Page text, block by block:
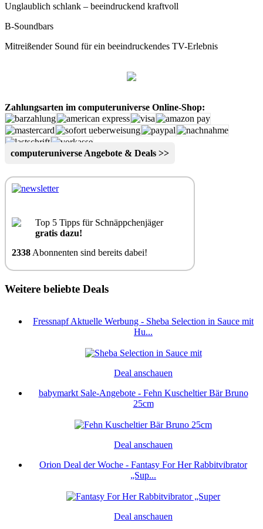
Unglaublich schlank – beeindruckend kraftvoll
B-Soundbars
Mitreißender Sound für ein beeindruckendes TV-Erlebnis
Zahlungsarten im computeruniverse Online-Shop:
computeruniverse Angebote & Deals >>
Top 5 Tipps für Schnäppchenjäger
gratis dazu!
2338 Abonnenten sind bereits dabei!
Weitere beliebte Deals
Fressnapf Aktuelle Werbung - Sheba Selection in Sauce mit
Hu...
Deal anschauen
babymarkt Sale-Angebote - Fehn Kuscheltier Bär Bruno
25cm
Deal anschauen
Orion Deal der Woche - Fantasy For Her Rabbitvibrator
„Sup...
Deal anschauen